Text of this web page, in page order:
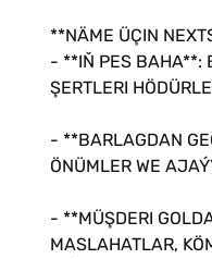
**NÄME ÜÇIN
- **IŇ PES BAHA**:
ŞERTLERI
- **BARLAGDAN
ÖNÜMLER WE
- **MÜŞDERI
MASLAHATLAR,